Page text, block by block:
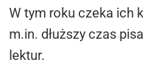
W tym roku czeka ich
m.in. dłuższy czas
lektur.